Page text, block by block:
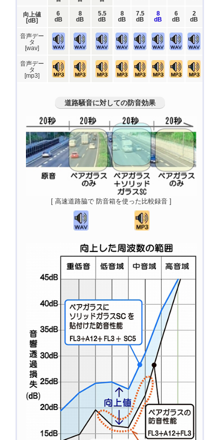
向上値
[dB]
6
dB
8
dB
5.5
dB
8
dB
7.5
dB
8
dB
6
dB
2
dB
音声デー
タ
[wav]
音声デー
タ
[mp3]
道路騒音に対しての防音効果
[ 高速道路脇で 防音箱を使った比較録音 ]